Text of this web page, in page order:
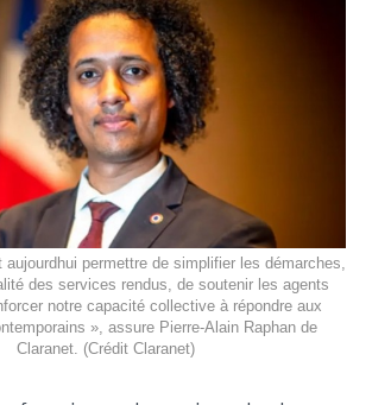
permettre de simplifier les démarches,
des services rendus, de soutenir les agents
notre capacité collective à répondre aux
», assure Pierre-Alain Raphan de
Claranet. (Crédit Claranet)